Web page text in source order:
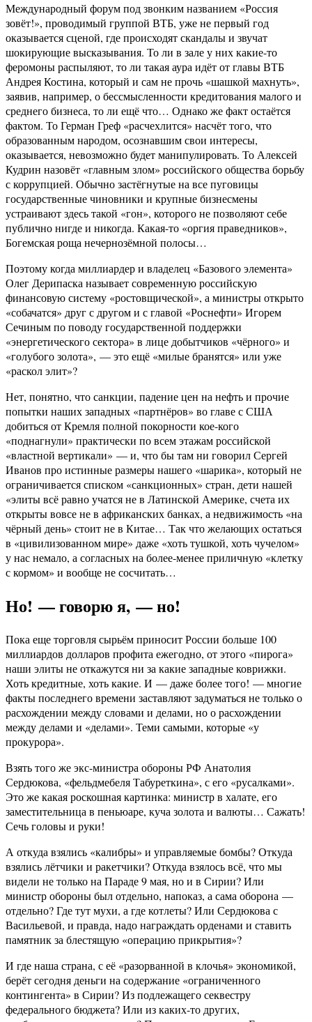
Международный форум под звонким названием «Россия
зовёт!», проводимый группой ВТБ, уже не первый год
оказывается сценой, где происходят скандалы и звучат
шокирующие высказывания. То ли в зале у них какие-то
феромоны распыляют, то ли такая аура идёт от главы ВТБ
Андрея Костина, который и сам не прочь «шашкой махнуть»,
заявив, например, о бессмысленности кредитования малого и
среднего бизнеса, то ли ещё что… Однако же факт остаётся
фактом. То Герман Греф «расчехлится» насчёт того, что
образованным народом, осознавшим свои интересы,
оказывается, невозможно будет манипулировать. То Алексей
Кудрин назовёт «главным злом» российского общества борьбу
с коррупцией. Обычно застёгнутые на все пуговицы
государственные чиновники и крупные бизнесмены
устраивают здесь такой «гон», которого не позволяют себе
публично нигде и никогда. Какая-то «оргия праведников»,
Богемская роща нечернозёмной полосы…
Поэтому когда миллиардер и владелец «Базового элемента»
Олег Дерипаска называет современную российскую
финансовую систему «ростовщической», а министры открыто
«собачатся» друг с другом и с главой «Роснефти» Игорем
Сечиным по поводу государственной поддержки
«энергетического сектора» в лице добытчиков «чёрного» и
«голубого золота», — это ещё «милые бранятся» или уже
«раскол элит»?
Нет, понятно, что санкции, падение цен на нефть и прочие
попытки наших западных «партнёров» во главе с США
добиться от Кремля полной покорности кое-кого
«поднагнули» практически по всем этажам российской
«властной вертикали» — и, что бы там ни говорил Сергей
Иванов про истинные размеры нашего «шарика», который не
ограничивается списком «санкционных» стран, дети нашей
«элиты всё равно учатся не в Латинской Америке, счета их
открыты вовсе не в африканских банках, а недвижимость «на
чёрный день» стоит не в Китае… Так что желающих остаться
в «цивилизованном мире» даже «хоть тушкой, хоть чучелом»
у нас немало, а согласных на более-менее приличную «клетку
с кормом» и вообще не сосчитать…
Но! — говорю я, — но!
Пока еще торговля сырьём приносит России больше 100
миллиардов долларов профита ежегодно, от этого «пирога»
наши элиты не откажутся ни за какие западные коврижки.
Хоть кредитные, хоть какие. И — даже более того! — многие
факты последнего времени заставляют задуматься не только о
расхождении между словами и делами, но о расхождении
между делами и «делами». Теми самыми, которые «у
прокурора».
Взять того же экс-министра обороны РФ Анатолия
Сердюкова, «фельдмебеля Табуреткина», с его «русалками».
Это же какая роскошная картинка: министр в халате, его
заместительница в пеньюаре, куча золота и валюты… Сажать!
Сечь головы и руки!
А откуда взялись «калибры» и управляемые бомбы? Откуда
взялись лётчики и ракетчики? Откуда взялось всё, что мы
видели не только на Параде 9 мая, но и в Сирии? Или
министр обороны был отдельно, напоказ, а сама оборона —
отдельно? Где тут мухи, а где котлеты? Или Сердюкова с
Васильевой, и правда, надо награждать орденами и ставить
памятник за блестящую «операцию прикрытия»?
И где наша страна, с её «разорванной в клочья» экономикой,
берёт сегодня деньги на содержание «ограниченного
контингента» в Сирии? Из подлежащего секвестру
федерального бюджета? Или из каких-то других,